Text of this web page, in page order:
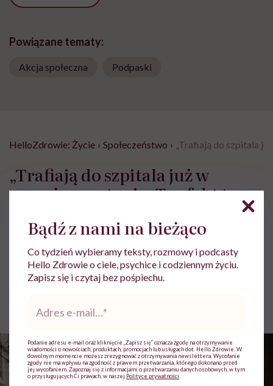
Powiązane tematy:
Akcja społeczna Podpaski
HelloZdrowie: Życie › Społeczeństwo › „Trafiają do szpitala
„Trafiają do szpitala już w
poważnym stanie. To efekt tego,
przez kilka dni”. Jaka jest
bezdomna miesiączka?
Aleksandra Tchórzewska
Aktualizacja:17.10.2024 08:22
Bądź z nami na bieżąco
Co tydzień wybieramy teksty, rozmowy i podcasty
Hello Zdrowie o ciele, psychice i codziennym życiu.
Zapisz się i czytaj bez pośpiechu.
*
Podanie adresu e-mail oraz kliknięcie „Zapisz się” oznacza zgodę na otrzymywanie
wiadomości o nowościach, produktach, promocjach lub usługach dot. Hello Zdrowie. W
dowolnym momencie możesz zrezygnować z otrzymywania newslettera. Wycofanie
zgody nie ma wpływu na zgodność z prawem przetwarzania, którego dokonano przed
jej wycofaniem. Zapoznaj się z informacjami o przetwarzaniu danych osobowych, w tym
o przysługujących Ci prawach, w naszej Polityce prywatności